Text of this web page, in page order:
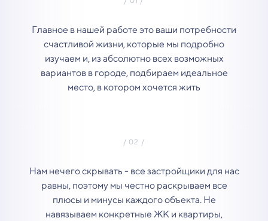
Главное в нашей работе это ваши потребности
счастливой жизни, которые мы подробно
изучаем и, из абсолютно всех возможных
вариантов в городе, подбираем идеальное
место, в котором хочется жить
Нам нечего скрывать - все застройщики для нас
равны, поэтому мы честно раскрываем все
плюсы и минусы каждого объекта. Не
навязываем конкретные ЖК и квартиры,